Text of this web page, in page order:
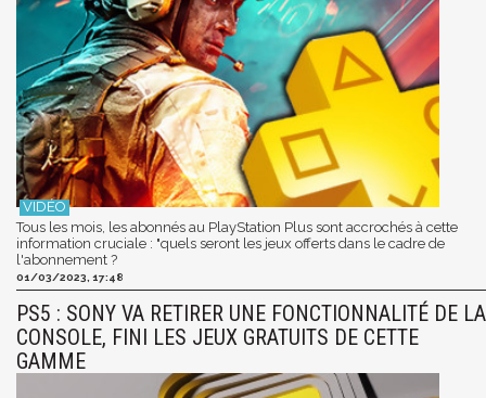
Tous les mois, les abonnés au PlayStation Plus sont accrochés à cette
information cruciale : "quels seront les jeux offerts dans le cadre de
l'abonnement ?
01/03/2023, 17:48
PS5 : SONY VA RETIRER UNE FONCTIONNALITÉ DE LA
CONSOLE, FINI LES JEUX GRATUITS DE CETTE
GAMME